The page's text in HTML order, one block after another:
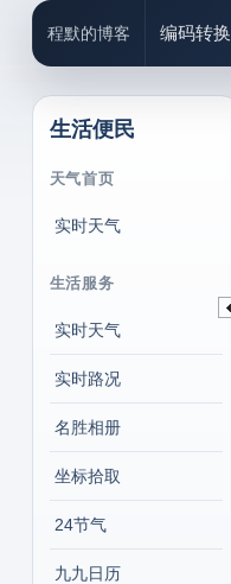
程默的博客 编码转换
生活便民
天气首页
实时天气
生活服务
实时天气
实时路况
名胜相册
坐标拾取
24节气
九九日历